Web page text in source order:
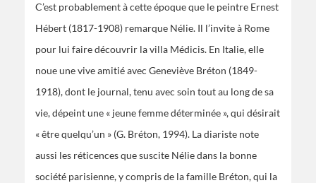
C’est probablement à cette époque que le peintre Ernest
Hébert (1817-1908) remarque Nélie. Il l’invite à Rome
pour lui faire découvrir la villa Médicis. En Italie, elle
noue une vive amitié avec Geneviève Bréton (1849-
1918), dont le journal, tenu avec soin tout au long de sa
vie, dépeint une « jeune femme déterminée », qui désirait
« être quelqu’un » (G. Bréton, 1994). La diariste note
aussi les réticences que suscite Nélie dans la bonne
société parisienne, y compris de la famille Bréton, qui la